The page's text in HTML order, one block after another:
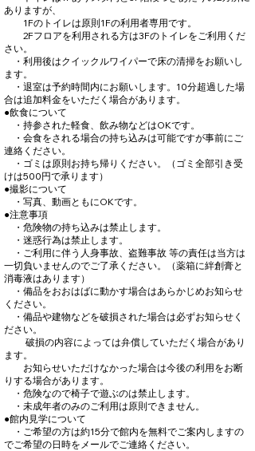
ありますが、
1Fのトイレは原則1Fの利用者専用です。
2Fフロアを利用される方は3Fのトイレをご利用くだ
さい。
・利用後はクイックルワイパーで床の清掃をお願いし
ます。
・退室は予約時間内にお願いします。10分超過した場
合は追加料金をいただく場合があります。
●飲食について
・持参された軽食、飲み物などはOKです。
・会食をされる場合の持ち込みは可能ですが事前にご
連絡ください。
・ゴミは原則お持ち帰りください。​（ゴミ全部引き受
けは500円で承ります）
●撮影について
​ ・写真、動画ともにOKです。
●注意事項
・危険物の持ち込みは禁止します。
・迷惑行為は禁止します。
・ご利用に伴う人身事故、盗難事故 等の責任は当方は
一切負いませんのでご了承ください。（薬箱に絆創膏と
消毒液はあります）
​ ・備品をおおはばに動かす場合はあらかじめお知らせ
ください。
・備品や建物などを破損された場合は必ずお知らせく
ださい。
破損の内容によっては弁償していただく場合があり
ます。
お知らせいただけなかった場合は今後の利用をお断
りする場合があります。
​ ・危険なので椅子で遊ぶのは禁止します。
・未成年者のみのご利用は原則できません。
●館内見学について
​ ・ご希望の方は約15分で館内を無料でご案内しますの
でご希望の日時をメールでご連絡ください。